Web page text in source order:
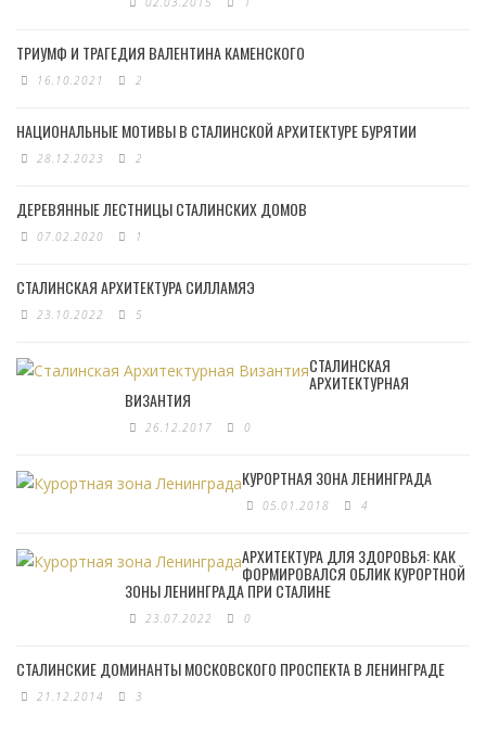
ТРИУМФ И ТРАГЕДИЯ ВАЛЕНТИНА КАМЕНСКОГО
16.10.2021 2
НАЦИОНАЛЬНЫЕ МОТИВЫ В СТАЛИНСКОЙ АРХИТЕКТУРЕ БУРЯТИИ
28.12.2023 2
ДЕРЕВЯННЫЕ ЛЕСТНИЦЫ СТАЛИНСКИХ ДОМОВ
07.02.2020 1
СТАЛИНСКАЯ АРХИТЕКТУРА СИЛЛАМЯЭ
23.10.2022 5
СТАЛИНСКАЯ
АРХИТЕКТУРНАЯ
ВИЗАНТИЯ
26.12.2017 0
КУРОРТНАЯ ЗОНА ЛЕНИНГРАДА
05.01.2018 4
АРХИТЕКТУРА ДЛЯ ЗДОРОВЬЯ: КАК
ФОРМИРОВАЛСЯ ОБЛИК КУРОРТНОЙ
ЗОНЫ ЛЕНИНГРАДА ПРИ СТАЛИНЕ
23.07.2022 0
СТАЛИНСКИЕ ДОМИНАНТЫ МОСКОВСКОГО ПРОСПЕКТА В ЛЕНИНГРАДЕ
21.12.2014 3